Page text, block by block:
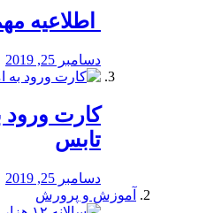
اطلاعیه
دسامبر 25, 2019
کارت ورود
تابس
دسامبر 25, 2019
آموزش و پرورش